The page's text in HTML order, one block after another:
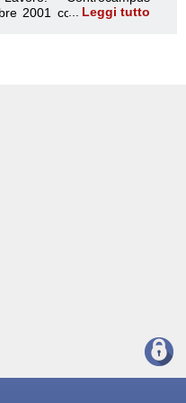
Leggi tutto